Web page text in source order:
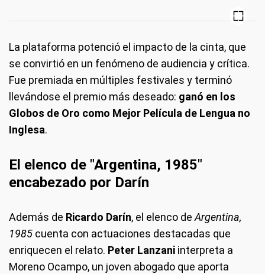
La plataforma potenció el impacto de la cinta, que
se convirtió en un fenómeno de audiencia y crítica.
Fue premiada en múltiples festivales y terminó
llevándose el premio más deseado: ganó en los
Globos de Oro como Mejor Película de Lengua no
Inglesa.
El elenco de "Argentina, 1985"
encabezado por Darín
Además de Ricardo Darín, el elenco deArgentina,
1985 cuenta con actuaciones destacadas que
enriquecen el relato. Peter Lanzani interpreta a
Moreno Ocampo, un joven abogado que aporta